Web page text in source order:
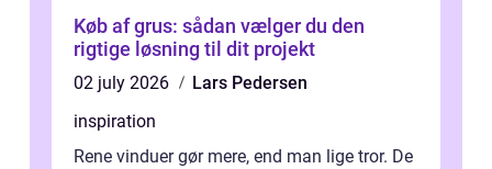
Køb af grus: sådan vælger du den
rigtige løsning til dit projekt
02 july 2026
Lars Pedersen
inspiration
Rene vinduer gør mere, end man lige tror. De